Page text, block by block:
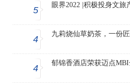
5
眼界2022 |积极投身文旅
4
九莉烧仙草奶茶，一份
4
郁锦香酒店荣获迈点